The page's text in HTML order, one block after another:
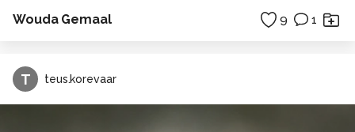
Wouda Gemaal 9 1
T teus.korevaar